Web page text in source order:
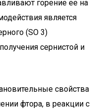
горение ее на
является
(SO 3)
сернистой и
свойства
фтора, в реакции с